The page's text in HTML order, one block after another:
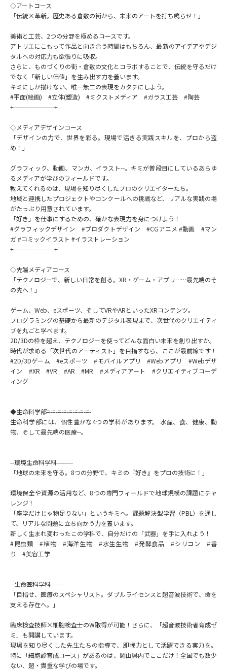
データサイエンス特集
デジタルパンフレット 進路の３択
新学年スタート号特集ページ
（高3生用）
（高2生用）
SELFBRAND特集ページ
オープンキャンパス検索
来場型・Web型イベント特集 夢ナビライブ
受験準備 資料検索
志望校・出願校を調べる
併願校選び 受験スケジュールを立てよう
先輩が入学を決めた理由 テレメール全国一斉進学調査
新生活お役立ちガイド
大学で学びたい学問発見
学問の教科書 夢ナビライブ
Ｑ＆Ａ よくあるご質問 大学進学IDについて
資料の料金の
テレメール
お支払いサイト
◇アートコース
「伝統×革新。歴史ある倉敷の街から、未来のアートを打ち鳴らせ！」
美術と工芸、2つの分野を極めるコースです。
アトリエにこもって作品と向き合う時間はもちろん、最新のアイデアやデジ
タルへの対応力も欲張りに吸収。
さらに、ものづくりの街・倉敷の文化とコラボすることで、伝統を守るだけ
でなく「新しい価値」を生み出す力を養います。
キミにしか描けない、唯一無二の表現をカタチにしよう。
#平面(絵画) #立体(塑造) #ミクストメディア #ガラス工芸 #陶芸
+--------------------+
◇メディアデザインコース
「デザインの力で、世界を彩る。現場で活きる実践スキルを、プロから盗
め！」
グラフィック、動画、マンガ、イラスト--。キミが普段目にしているあらゆ
るメディアが学びのフィールドです。
教えてくれるのは、現場を知り尽くしたプロのクリエイターたち。
地域と連携したプロジェクトやコンクールへの挑戦など、リアルな実践の場
がたっぷり用意されています。
「好き」を仕事にするための、確かな表現力を身につけよう！
#グラフィックデザイン #プロダクトデザイン #CGアニメ #動画 #マン
ガ #コミックイラスト #イラストレーション
+--------------------+
◇先端メディアコース
「テクノロジーで、新しい日常を創る。XR・ゲーム・アプリ……最先端のそ
の先へ！」
ゲーム、Web、eスポーツ、そしてVRやARといったXRコンテンツ。
プログラミングの基礎から最新のデジタル表現まで、次世代のクリエイティ
ブを丸ごと学べます。
2D/3Dの枠を超え、テクノロジーを使ってどんな面白い未来を創り出すか。
時代が求める「次世代のアーティスト」を目指すなら、ここが最前線です！
#2D/3Dゲーム #eスポーツ #モバイルアプリ #Webアプリ #Webデザ
イン #XR #VR #AR #MR #メディアアート #クリエイティブコーデ
ィング
◆生命科学部=-=-=-=-=-=-=-=-
生命科学部には、個性豊かな4つの学科があります。 水産、食、健康、動
物、そして最先端の医療--。
--環境生命科学科--------
「地球の未来を守る。8つの分野で、キミの『好き』をプロの技術に！」
環境保全や資源の活用など、8つの専門フィールドで地球規模の課題にチャ
レンジ！
「座学だけじゃ物足りない」というキミへ。課題解決型学習（PBL）を通し
て、リアルな問題に立ち向かう力を養います。
新しく生まれ変わったこの学科で、自分だけの「武器」を手に入れよう！
#昆虫類 #植物 #海洋生物 #水生生物 #発酵食品 #シリコン #香
り #美容工学
--生命医科学科--------
「目指せ、医療のスペシャリスト。ダブルライセンスと超音波技術で、命を
支える存在へ。」
臨床検査技師×細胞検査士のW取得が可能！さらに、「超音波技術者育成ゼ
ミ」も開講しています。
現場を知り尽くした先生たちの指導で、即戦力として活躍できる実力を。
特に「細胞診育成コース」があるのは、岡山県内でここだけ！全国でも数少
ない、超・貴重な学びの場です。